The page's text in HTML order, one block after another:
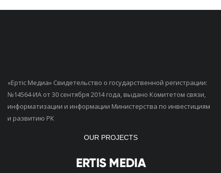
«Ертiс Медиа» Свидетельство о государственной регистрации:
№14564-ИА от 30 сентября 2014 года, выдано Комитетом связи,
информатизации и информации Министерства по инвестициям
и развитию РК
OUR PROJECTS